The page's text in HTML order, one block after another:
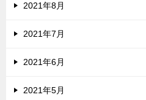
2021年8月
2021年7月
2021年6月
2021年5月